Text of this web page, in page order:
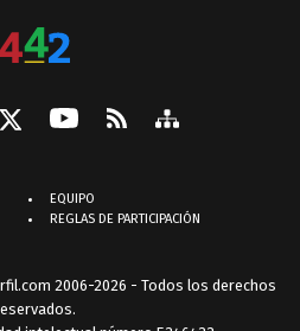
EQUIPO
REGLAS DE PARTICIPACIÓN
2006-2026 - Todos los derechos